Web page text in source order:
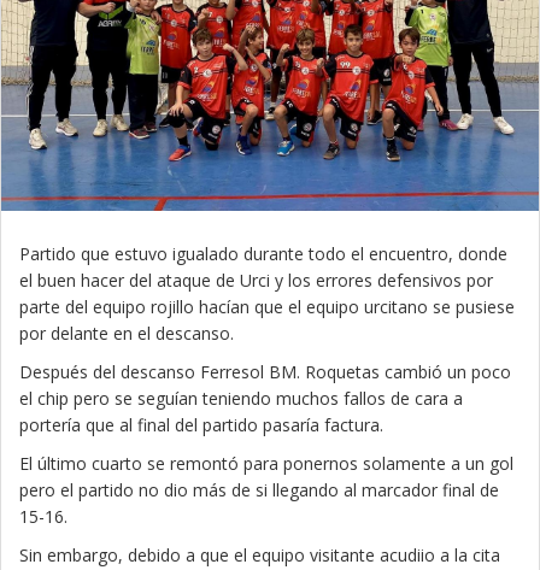
Partido que estuvo igualado durante todo el encuentro, donde
el buen hacer del ataque de Urci y los errores defensivos por
parte del equipo rojillo hacían que el equipo urcitano se pusiese
por delante en el descanso.
Después del descanso Ferresol BM. Roquetas cambió un poco
el chip pero se seguían teniendo muchos fallos de cara a
portería que al final del partido pasaría factura.
El último cuarto se remontó para ponernos solamente a un gol
pero el partido no dio más de si llegando al marcador final de
15-16.
Sin embargo, debido a que el equipo visitante acudiio a la cita